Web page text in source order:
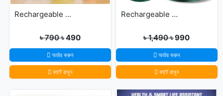
Rechargeable Ultra Lightweight Handheld 3-Speed Mini USB Fan
৳ 790৳ 490
অর্ডার করুন
কার্টে রাখুন
Rechargeable portable Telescopic Table Fan
৳ 1,490৳ 990
অর্ডার করুন
কার্টে রাখুন